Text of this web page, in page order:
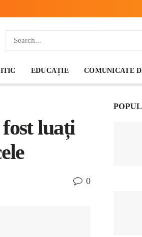
EDUCAȚIE COMUNICATE
luați
0